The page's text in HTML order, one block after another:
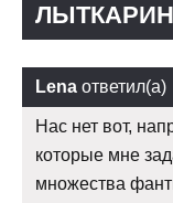
Lena ответил(а)
Нас нет вот,
которые мне
множества